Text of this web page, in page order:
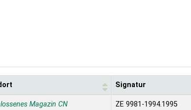
Signatur
Magazin CN ZE 9981-1994.1995